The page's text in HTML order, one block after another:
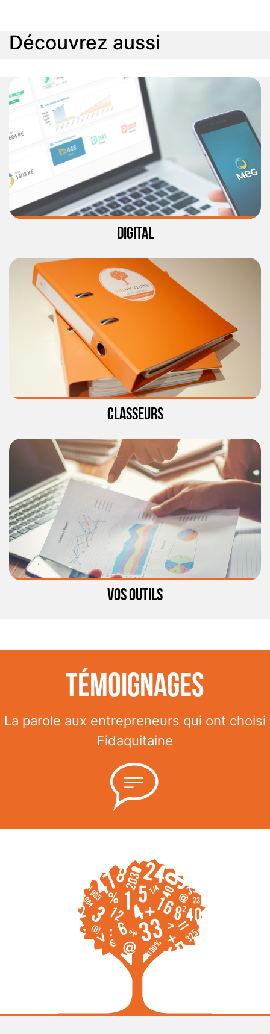
Découvrez aussi
DIGITAL
CLASSEURS
VOS OUTILS
Témoignages
La parole aux entrepreneurs qui ont choisi
Fidaquitaine